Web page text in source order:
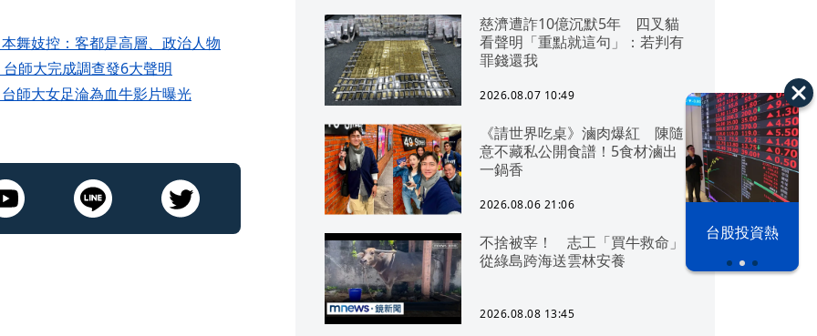
漢光42演習 台股投資熱
舞妓控：客都是高層、政治人物
師大完成調查發6大聲明
師大女足淪為血牛影片曝光
慈濟遭詐10億沉默5年 四叉貓
看聲明「重點就這句」：若判有
罪錢還我
2026.08.07 10:49
《請世界吃桌》滷肉爆紅 陳隨
意不藏私公開食譜！5食材滷出
一鍋香
2026.08.06 21:06
不捨被宰！ 志工「買牛救命」
從綠島跨海送雲林安養
2026.08.08 13:45